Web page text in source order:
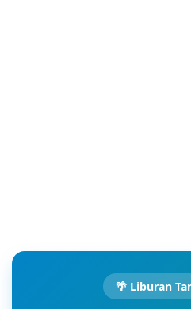
🌴 Liburan